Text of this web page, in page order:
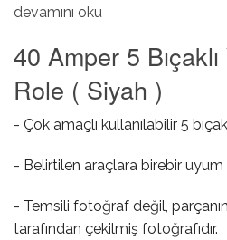
Bijon Anahtarı hakkında
devamını oku
40 Amper 5
Role ( Siyah )
- Çok amaçlı kullanılabilir 5
- Belirtilen araçlara birebir uyum
- Temsili fotoğraf değil,
tarafından çekilmiş fotoğrafıdır.